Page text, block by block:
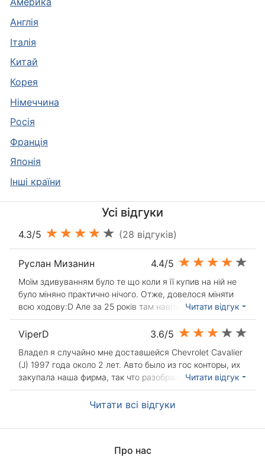
Англія
Італія
Китай
Корея
Німеччина
Росія
Франція
Японія
Інші країни
Усі відгуки
4.3/5 (28 відгуків)
Руслан Мизанин 4.4/5
Моїм здивуванням було те що коли я її купив на ній не
було міняно практично нічого. Отже, довелося міняти
всю ходову:D Але за 25 років там навіть нічого не
стукало, це багато чого говорить про якість
Читати відгук
ViperD 3.6/5
Владел я случайно мне доставшейся Chevrolet Cavalier
(J) 1997 года около 2 лет. Авто было из гос конторы, их
закупала наша фирма, так что разобрали их в основном
свои, соотвественно наблюдал не только свою машину,
но и многих коллег. На момент покупки было накатано
акб, химчистить салон, ну и естественно менять
только на заказ и довольно дорого, дороже чем на
Читати відгук
Читати всі відгуки
Про нас